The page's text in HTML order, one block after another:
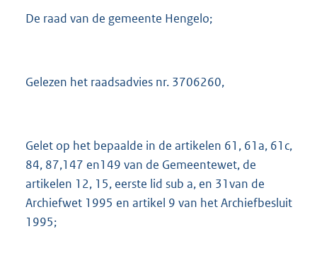
:
K
De raad van de gemeente Hengelo;
Gelezen het raadsadvies nr. 3706260,
Gelet op het bepaalde in de artikelen 61, 61a, 61c,
84, 87,147 en149 van de Gemeentewet, de
artikelen 12, 15, eerste lid sub a, en 31van de
Archiefwet 1995 en artikel 9 van het Archiefbesluit
1995;